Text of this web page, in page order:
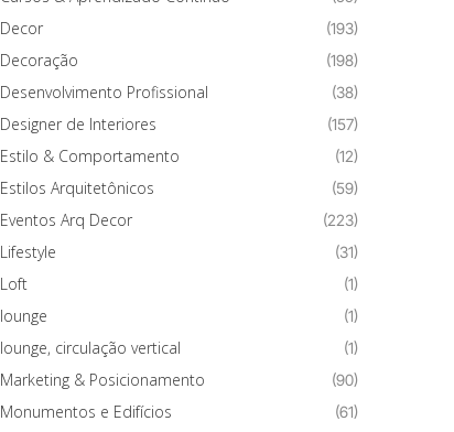
Decor (193)
Decoração (198)
Desenvolvimento Profissional (38)
Designer de Interiores (157)
Estilo & Comportamento (12)
Estilos Arquitetônicos (59)
Eventos Arq Decor (223)
Lifestyle (31)
Loft (1)
lounge (1)
lounge, circulação vertical (1)
Marketing & Posicionamento (90)
Monumentos e Edifícios (61)